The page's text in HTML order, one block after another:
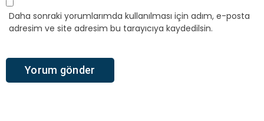
Daha sonraki yorumlarımda kullanılması için adım, e-posta
adresim ve site adresim bu tarayıcıya kaydedilsin.